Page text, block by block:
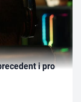
i pro